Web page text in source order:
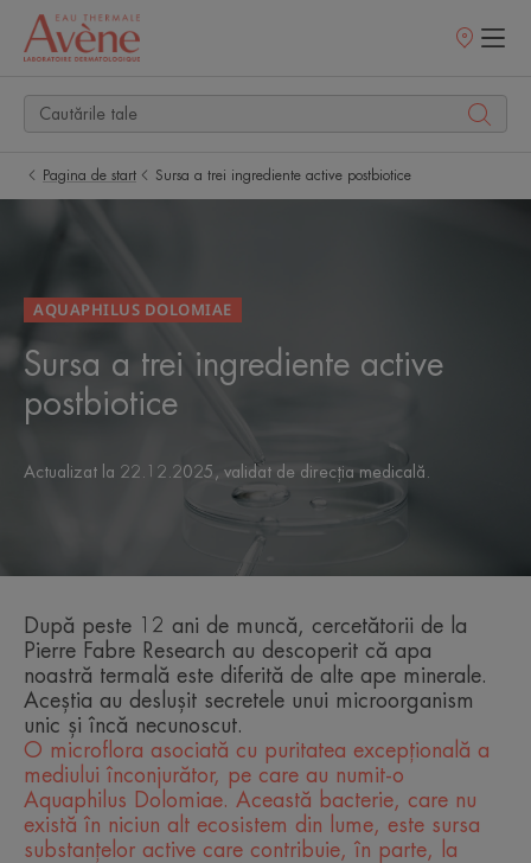
Retailerii
Pagina de start Sursa a trei ingrediente active postbiotice
AQUAPHILUS DOLOMIAE
Sursa a trei ingrediente active
postbiotice
Actualizat la 22.12.2025 , validat de direcția medicală
După peste 12 ani de muncă, cercetătorii de la
Pierre Fabre Research au descoperit că apa
noastră termală este diferită de alte ape minerale.
Aceștia au deslușit secretele unui microorganism
unic și încă necunoscut.
O microflora asociată cu puritatea excepțională a
mediului înconjurător, pe care au numit-o
Aquaphilus Dolomiae. Această bacterie, care nu
există în niciun alt ecosistem din lume, este sursa
substanțelor active care contribuie, în parte, la